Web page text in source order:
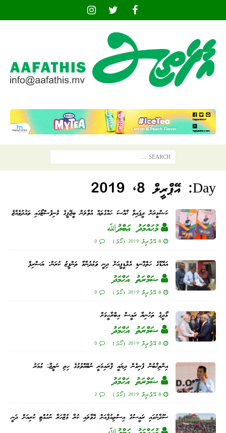
Day: އޭޕްރީލް 8, 2019
ކަޝްމީރަށް ދީފައިވާ ޚާއްސަ ހައްގުތައް އުވާލަން ބީޖޭޕީގެ މެނިފެސްޓޯގައި ވައުދުވެއްޖެ
މުޙައްމަދު ޢަބްދުﷲ
8 އޭޕްރީލް 2019 (ހޯމަ) 0
އައްޑޫގެ ހަތްގޮނޑި އެމްޑީޕީއަށް ދިނީ ވަޢުދުނާމާ ތަންފީޒު ކުރަން: ޔަސްރިފް
ޟަމްރަތު އަޙްމަދު
8 އޭޕްރީލް 2019 (ހޯމަ) 0
މޯދީގެ ތަހުނިޔާ ރައީސް އިބްރާހީމަށް
ޟަމްރަތު އަޙްމަދު
8 އޭޕްރީލް 2019 (ހޯމަ) 0
އިންތިޚާބުން ފެނިގެން ދިޔައީ ޕްރައިމަރީ ނުބޭއްވުމުގެ ހިތި ނަތީޖާ: ޢުމަރު
ޟަމްރަތު އަޙްމަދު
8 އޭޕްރީލް 2019 (ހޯމަ) 2
ސޫދާނުގައި ރައީސުގެ އިސްތިއުފާއަށް ގޮވާލައި ކުރާ މުޒާހަރާ ނުހުއްޓި ކުރިއަށް ދަނީ